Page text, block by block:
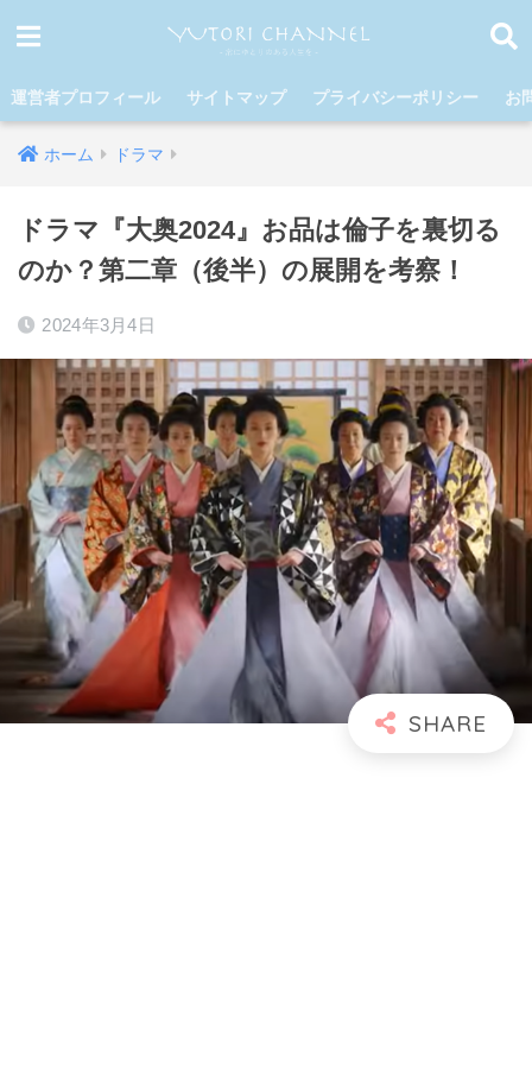
運営者プロフィール サイトマップ プライバシーポリシー お
ホーム ドラマ
ドラマ『大奥2024』お品は倫子を裏切る
のか？第二章（後半）の展開を考察！
2024年3月4日